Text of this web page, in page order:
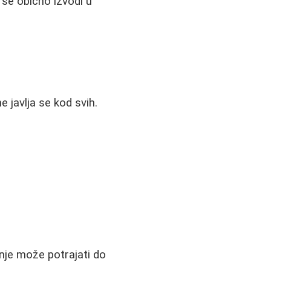
javlja se kod svih.
može potrajati do